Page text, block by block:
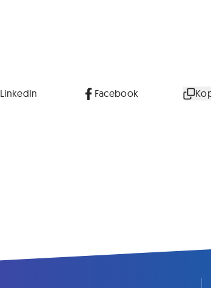
LinkedIn Facebook